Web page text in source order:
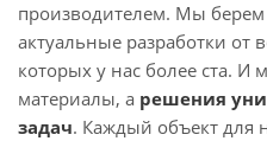
производителем. Мы
актуальные разработки от
которых у нас более ста. И
материалы, а решения
задач. Каждый объект для